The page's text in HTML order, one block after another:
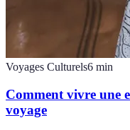
Voyages Culturels6 min
Comment vivre une
voyage